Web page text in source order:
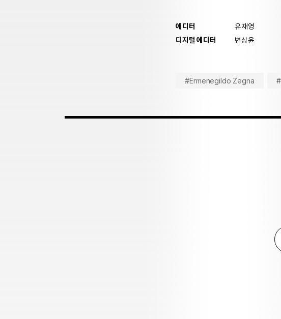
에디터
유재영
디지털 에디터
변상윤
#Ermenegildo Zegna